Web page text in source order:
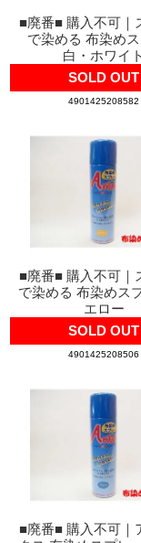
■廃番■ 購入不可｜
で染める 布染め
白・ホワイト
SOLD OUT
4901425208582
■廃番■ 購入不可｜
で染める 布染めス
エロー
SOLD OUT
4901425208506
■廃番■ 購入不可｜